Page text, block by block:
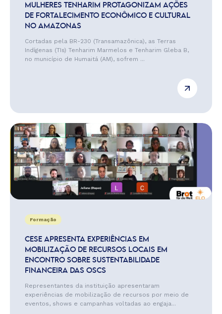
MULHERES TENHARIM PROTAGONIZAM AÇÕES
DE FORTALECIMENTO ECONÔMICO E CULTURAL
NO AMAZONAS
Cortadas pela BR-230 (Transamazônica), as Terras
Indígenas (TIs) Tenharim Marmelos e Tenharim Gleba B,
no município de Humaitá (AM), sofrem ...
Formação
CESE APRESENTA EXPERIÊNCIAS EM
MOBILIZAÇÃO DE RECURSOS LOCAIS EM
ENCONTRO SOBRE SUSTENTABILIDADE
FINANCEIRA DAS OSCS
Representantes da instituição apresentaram
experiências de mobilização de recursos por meio de
eventos, shows e campanhas voltadas ao engaja...